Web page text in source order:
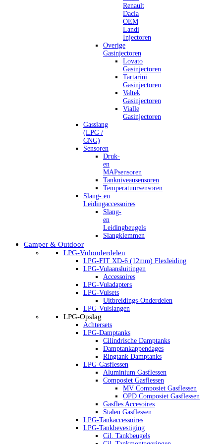
Renault
Dacia
OEM
Landi
Injectoren
Overige
Gasinjectoren
Lovato
Gasinjectoren
Tartarini
Gasinjectoren
Valtek
Gasinjectoren
Vialle
Gasinjectoren
Gasslang
(LPG /
CNG)
Sensoren
Druk-
en
MAPsensoren
Tankniveausensoren
Temperatuursensoren
Slang- en
Leidingaccessoires
Slang-
en
Leidingbeugels
Slangklemmen
Camper & Outdoor
LPG-Vulonderdelen
LPG-FIT XD-6 (12mm) Flexleiding
LPG-Vulaansluitingen
Accessoires
LPG-Vuladapters
LPG-Vulsets
Uitbreidings-Onderdelen
LPG-Vulslangen
LPG-Opslag
Achtersets
LPG-Damptanks
Cilindrische Damptanks
Damptankappendages
Ringtank Damptanks
LPG-Gasflessen
Aluminium Gasflessen
Composiet Gasflessen
MV Composiet Gasflessen
OPD Composiet Gasflessen
Gasfles Accesoires
Stalen Gasflessen
LPG-Tankaccessoires
LPG-Tankbevestiging
Cil. Tankbeugels